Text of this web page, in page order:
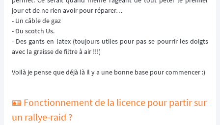
jour et de ne rien avoir pour réparer…
- Un câble de gaz
- Du scotch Us.
- Des gants en latex (toujours utiles pour pas se pourrir les doigts
avec la graisse de filtre à air !!!)
Voilà je pense que déjà là il y a une bonne base pour commencer :)
🪪 Fonctionnement de la licence pour partir sur
un rallye-raid ?